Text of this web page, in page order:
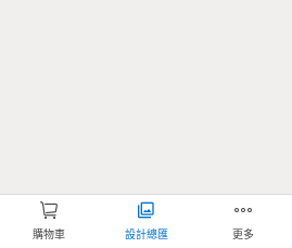
購物車 設計總匯 更多